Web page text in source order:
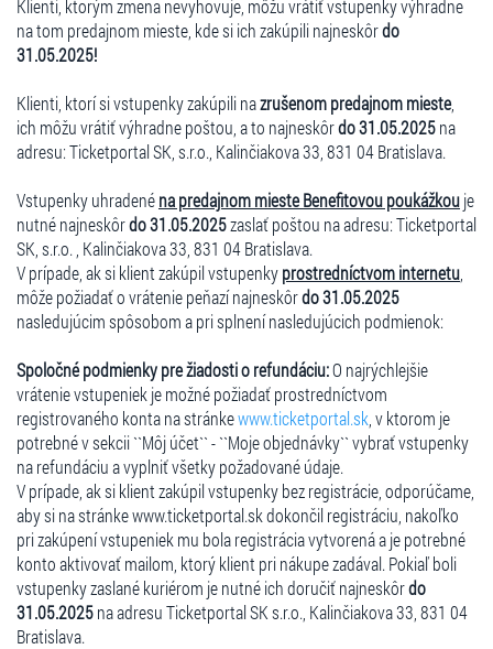
Klienti, ktorým zmena nevyhovuje, môžu vrátiť vstupenky výhradne
na tom predajnom mieste, kde si ich zakúpili najneskôrdo
31.05.2025!
Klienti, ktorí si vstupenky zakúpili nazrušenom predajnom mieste,
ich môžu vrátiť výhradne poštou, a to najneskôrdo 31.05.2025na
adresu: Ticketportal SK, s.r.o., Kalinčiakova 33, 831 04 Bratislava.
Vstupenky uhradenéna predajnom mieste Benefitovou poukážkouje
nutné najneskôrdo 31.05.2025zaslať poštou na adresu: Ticketportal
SK, s.r.o. , Kalinčiakova 33, 831 04 Bratislava.
V prípade, ak si klient zakúpil vstupenkyprostredníctvom internetu
môže požiadať o vrátenie peňazí najneskôrdo 31.05.2025
nasledujúcim spôsobom a pri splnení nasledujúcich podmienok:
Spoločné podmienky pre žiadosti o refundáciu:O najrýchlejšie
vrátenie vstupeniek je možné požiadať prostredníctvom
registrovaného konta na stránkewww.ticketportal.sk , v ktorom je
potrebné v sekcii ``Môj účet`` - ``Moje objednávky`` vybrať vstupenky
na refundáciu a vyplniť všetky požadované údaje.
V prípade, ak si klient zakúpil vstupenky bez registrácie, odporúčame,
aby si na stránke www.ticketportal.sk dokončil registráciu, nakoľko
pri zakúpení vstupeniek mu bola registrácia vytvorená a je potrebné
konto aktivovať mailom, ktorý klient pri nákupe zadával. Pokiaľ boli
vstupenky zaslané kuriérom je nutné ich doručiť najneskôrdo
31.05.2025na adresu Ticketportal SK s.r.o., Kalinčiakova 33, 831 04
Bratislava.